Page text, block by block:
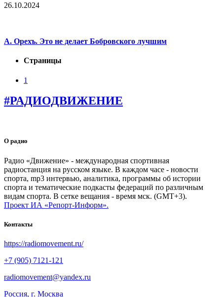
26.10.2024
А. Орехъ. Это не делает Бобровского лучшим
Страницы
1
#РАДИОДВИЖЕНИЕ
О радио
Радио «Движение» - международная спортивная
радиостанция на русском языке. В каждом часе - новости
спорта, mp3 интервью, аналитика, программы об истории
спорта и тематические подкасты федераций по различным
видам спорта. В сетке вещания - время мск. (GMT+3).
Проект ИА «Репорт-Информ».
Контакты
https://radiomovement.ru/
+7 (905) 7121-121
radiomovement@yandex.ru
Россия, г. Москва